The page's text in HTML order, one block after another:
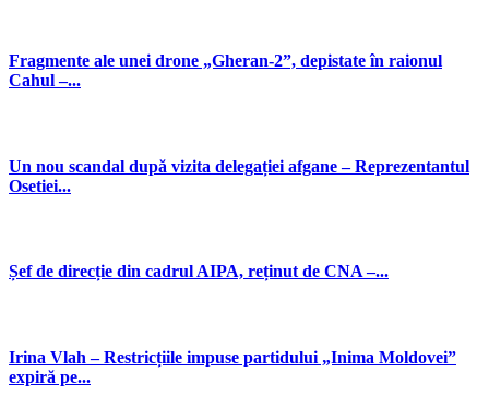
Fragmente ale unei drone „Gheran-2”, depistate în raionul
Cahul –...
Un nou scandal după vizita delegației afgane – Reprezentantul
Osetiei...
Șef de direcție din cadrul AIPA, reținut de CNA –...
Irina Vlah – Restricțiile impuse partidului „Inima Moldovei”
expiră pe...